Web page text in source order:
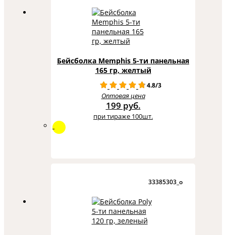
Бейсболка Memphis 5-ти панельная
165 гр, желтый
4.8/3
Оптовая цена
199 руб.
при тираже 100шт.
33385303_o